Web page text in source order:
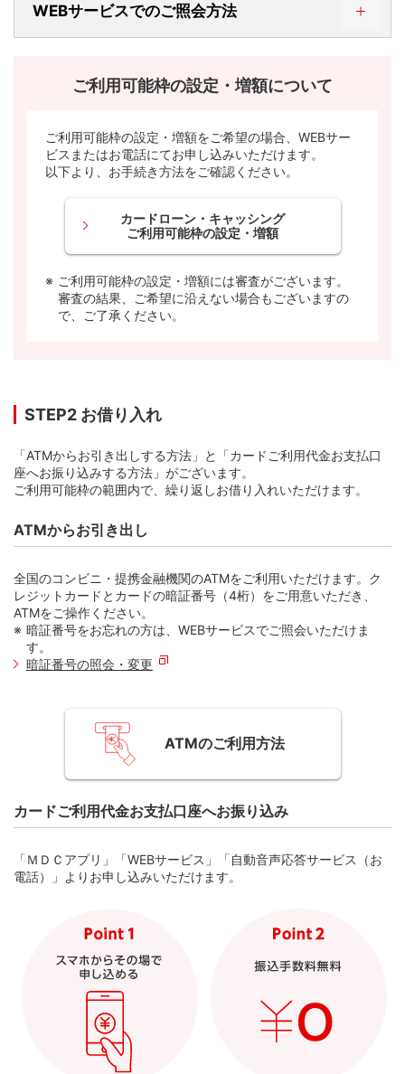
STEP 3. ご利用可能枠・ご利用可能額を照会
WEBサービスでのご照会方法
の「WEBサービストップ」を押す
STEP 3. メニューの「ご利用可能額照会」を
ご利用可能枠の設定・増額について
ご利用可能枠の設定・増額をご希望の場合、WEBサー
ビスまたはお電話にてお申し込みいただけます。
以下より、お手続き方法をご確認ください。
カードローン・キャッシング
ご利用可能枠の設定・増額
ご利用可能枠の設定・増額には審査がございます。
審査の結果、ご希望に沿えない場合もございますの
で、ご了承ください。
STEP2 お借り入れ
「ATMからお引き出しする方法」と「カードご利用代金お支払口
座へお振り込みする方法」がございます。
ご利用可能枠の範囲内で、繰り返しお借り入れいただけます。
ATMからお引き出し
全国のコンビニ・提携金融機関のATMをご利用いただけます。ク
レジットカードとカードの暗証番号（4桁）をご用意いただき、
ATMをご操作ください。
暗証番号をお忘れの方は、WEBサービスでご照会いただけま
す。
暗証番号の照会・変更
ATMのご利用方法
カードご利用代金お支払口座へお振り込み
「ＭＤＣアプリ」「WEBサービス」「自動音声応答サービス（お
電話）」よりお申し込みいただけます。